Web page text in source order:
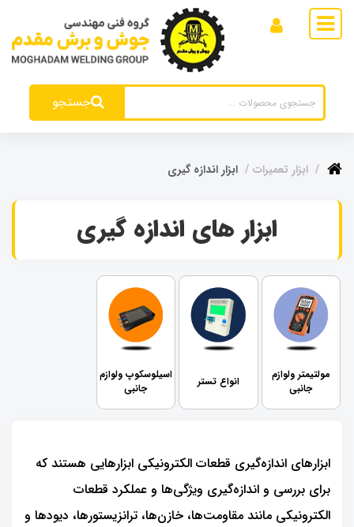
جستجو
ابزار تعمیرات ابزار اندازه گیری
ابزار های اندازه گیری
مولتیمتر ولوازم
جانبی
انواع تستر
اسیلوسکوپ ولوازم
جانبی
ابزارهای اندازه‌گیری قطعات الکترونیکی ابزارهایی هستند که
برای بررسی و اندازه‌گیری ویژگی‌ها و عملکرد قطعات
الکترونیکی مانند مقاومت‌ها، خازن‌ها، ترانزیستورها، دیودها و